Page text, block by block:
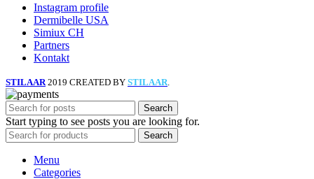
Instagram profile
Dermibelle USA
Simiux CH
Partners
Kontakt
STILAAR 2019 CREATED BY STILAAR
Search
Start typing to see posts you are looking for.
Search
Menu
Categories